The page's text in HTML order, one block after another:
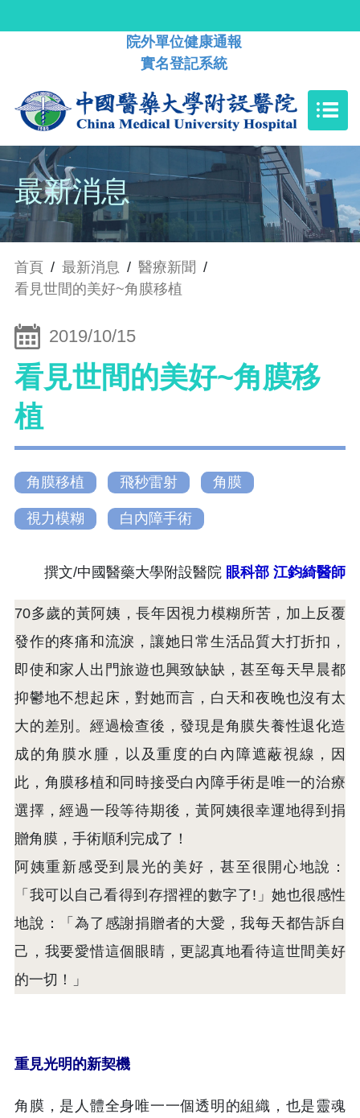
院外單位健康通報
實名登記系統
最新消息
首頁 / 最新消息 / 醫療新聞 /
看見世間的美好~角膜移植
2019/10/15
看見世間的美好~角膜移
植
角膜移植 飛秒雷射 角膜
視力模糊 白內障手術
撰文/中國醫藥大學附設醫院 眼科部 江鈞綺醫師
70多歲的黃阿姨，長年因視力模糊所苦，加上反覆
發作的疼痛和流淚，讓她日常生活品質大打折扣，
即使和家人出門旅遊也興致缺缺，甚至每天早晨都
抑鬱地不想起床，對她而言，白天和夜晚也沒有太
大的差別。經過檢查後，發現是角膜失養性退化造
成的角膜水腫，以及重度的白內障遮蔽視線，因
此，角膜移植和同時接受白內障手術是唯一的治療
選擇，經過一段等待期後，黃阿姨很幸運地得到捐
贈角膜，手術順利完成了！
阿姨重新感受到晨光的美好，甚至很開心地說：
「我可以自己看得到存摺裡的數字了!」她也很感性
地說：「為了感謝捐贈者的大愛，我每天都告訴自
己，我要愛惜這個眼睛，更認真地看待這世間美好
的一切！」
重見光明的新契機
角膜，是人體全身唯一一個透明的組織，也是靈魂